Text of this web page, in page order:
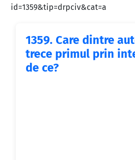
id=1359&tip=drpciv&cat=a
1359. Care dintre
trece primul prin
de ce?